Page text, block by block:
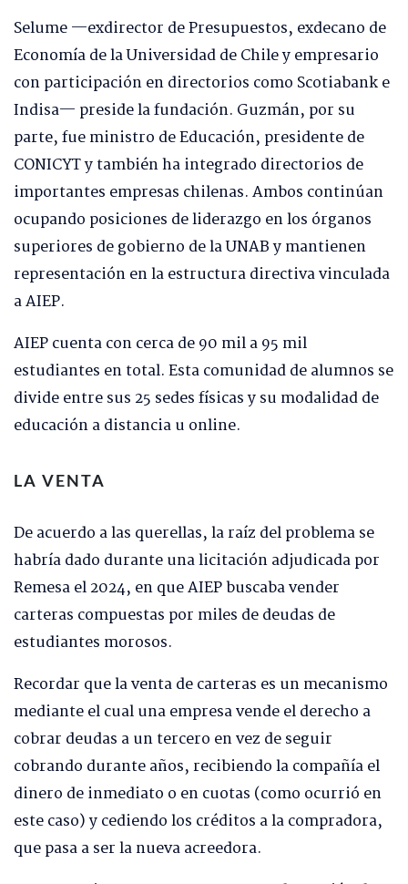
Selume —exdirector de Presupuestos, exdecano de
Economía de la Universidad de Chile y empresario
con participación en directorios como Scotiabank e
Indisa— preside la fundación. Guzmán, por su
parte, fue ministro de Educación, presidente de
CONICYT y también ha integrado directorios de
importantes empresas chilenas. Ambos continúan
ocupando posiciones de liderazgo en los órganos
superiores de gobierno de la UNAB y mantienen
representación en la estructura directiva vinculada
a AIEP.
AIEP cuenta con cerca de 90 mil a 95 mil
estudiantes en total. Esta comunidad de alumnos se
divide entre sus 25 sedes físicas y su modalidad de
educación a distancia u online.
LA VENTA
De acuerdo a las querellas, la raíz del problema se
habría dado durante una licitación adjudicada por
Remesa el 2024, en que AIEP buscaba vender
carteras compuestas por miles de deudas de
estudiantes morosos.
Recordar que la venta de carteras es un mecanismo
mediante el cual una empresa vende el derecho a
cobrar deudas a un tercero en vez de seguir
cobrando durante años, recibiendo la compañía el
dinero de inmediato o en cuotas (como ocurrió en
este caso) y cediendo los créditos a la compradora,
que pasa a ser la nueva acreedora.